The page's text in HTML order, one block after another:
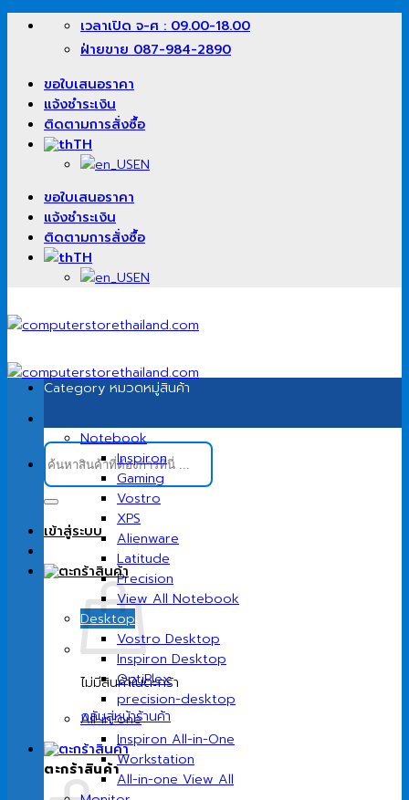
เนื้อหา
เวลาเปิด จ-ศ : 09.00-18.00
ฝ่ายขาย 087-984-2890
ขอใบเสนอราคา
แจ้งชำระเงิน
ติดตามการสั่งซื้อ
TH
EN
ขอใบเสนอราคา
แจ้งชำระเงิน
ติดตามการสั่งซื้อ
TH
EN
ค้นหา:
เข้าสู่ระบบ
ไม่มีสินค้าในตะกร้า
กลับสู่หน้าร้านค้า
ตะกร้าสินค้า
Category หมวดหมู่สินค้า
Notebook
Inspiron
Gaming
Vostro
XPS
Alienware
Latitude
Precision
View All Notebook
Desktop
Vostro Desktop
Inspiron Desktop
OptiPlex
precision-desktop
All-in-one
Inspiron All-in-One
Workstation
All-in-one View All